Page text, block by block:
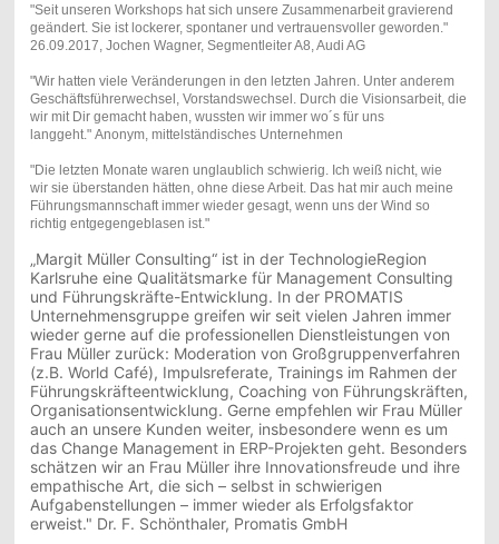
"Seit unseren Workshops hat sich unsere Zusammenarbeit gravierend
geändert. Sie ist lockerer, spontaner und vertrauensvoller geworden."
26.09.2017, Jochen Wagner, Segmentleiter A8, Audi AG
"Wir hatten viele Veränderungen in den letzten Jahren. Unter anderem
Geschäftsführerwechsel, Vorstandswechsel. Durch die Visionsarbeit, die
wir mit Dir gemacht haben, wussten wir immer wo´s für uns
langgeht." Anonym, mittelständisches Unternehmen
"Die letzten Monate waren unglaublich schwierig. Ich weiß nicht, wie
wir sie überstanden hätten, ohne diese Arbeit. Das hat mir auch meine
Führungsmannschaft immer wieder gesagt, wenn uns der Wind so
richtig entgegengeblasen ist."
„Margit Müller Consulting“ ist in der TechnologieRegion
Karlsruhe eine Qualitätsmarke für Management Consulting
und Führungskräfte-Entwicklung. In der PROMATIS
Unternehmensgruppe greifen wir seit vielen Jahren immer
wieder gerne auf die professionellen Dienstleistungen von
Frau Müller zurück: Moderation von Großgruppenverfahren
(z.B. World Café), Impulsreferate, Trainings im Rahmen der
Führungskräfteentwicklung, Coaching von Führungskräften,
Organisationsentwicklung. Gerne empfehlen wir Frau Müller
auch an unsere Kunden weiter, insbesondere wenn es um
das Change Management in ERP-Projekten geht. Besonders
schätzen wir an Frau Müller ihre Innovationsfreude und ihre
empathische Art, die sich – selbst in schwierigen
Aufgabenstellungen – immer wieder als Erfolgsfaktor
erweist." Dr. F. Schönthaler, Promatis GmbH